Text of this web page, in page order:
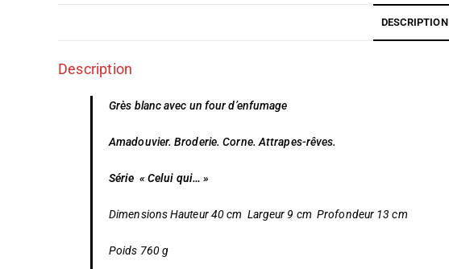
DESCRIPTION
Description
Grès blanc avec un four d’enfumage
Amadouvier. Broderie. Corne. Attrapes-rêves.
Série « Celui qui… »
Dimensions Hauteur 40 cm Largeur 9 cm Profondeur 13 cm
Poids 760 g